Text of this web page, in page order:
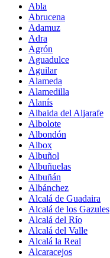
Abla
Abrucena
Adamuz
Adra
Agrón
Aguadulce
Aguilar
Alameda
Alamedilla
Alanís
Albaida del Aljarafe
Albolote
Albondón
Albox
Albuñol
Albuñuelas
Albuñán
Albánchez
Alcalá de Guadaira
Alcalá de los Gazules
Alcalá del Río
Alcalá del Valle
Alcalá la Real
Alcaracejos